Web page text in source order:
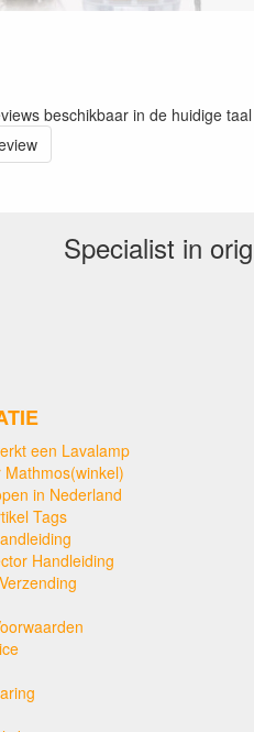
beschikbaar in de huidige taal
Specialist in
een Lavalamp
Mathmos(winkel)
in Nederland
Tags
Handleiding